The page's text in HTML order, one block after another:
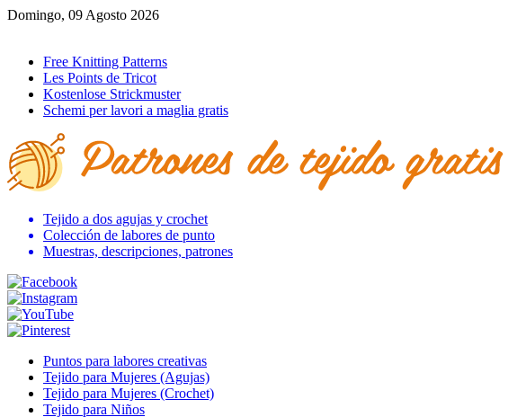
Domingo, 09 Agosto 2026
Free Knitting Patterns
Les Points de Tricot
Kostenlose Strickmuster
Schemi per lavori a maglia gratis
Tejido a dos agujas y crochet
Colección de labores de punto
Muestras, descripciones, patrones
Puntos para labores creativas
Tejido para Mujeres (Agujas)
Tejido para Mujeres (Crochet)
Tejido para Niños